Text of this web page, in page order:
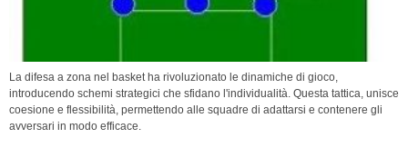
La difesa a zona nel basket ha rivoluzionato le dinamiche di gioco,
introducendo schemi strategici che sfidano l'individualità. Questa tattica, unisce
coesione e flessibilità, permettendo alle squadre di adattarsi e contenere gli
avversari in modo efficace.